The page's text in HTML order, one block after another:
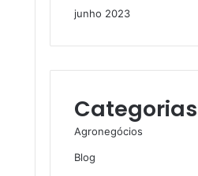
junho 2023
Categorias
Agronegócios
Blog